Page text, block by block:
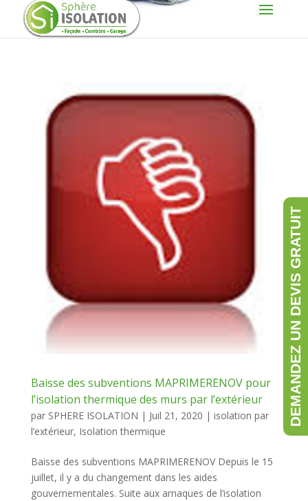
Baisse des subventions MAPRIMERENOV pour
l’isolation thermique des murs par l’extérieur
par SPHERE ISOLATION | Juil 21, 2020 | isolation par
l’extérieur, Isolation thermique
Baisse des subventions MAPRIMERENOV Depuis le 15
juillet, il y a du changement dans les aides
gouvernementales. Suite aux arnaques de l’isolation
DEMANDEZ UN DEVIS GRATUIT